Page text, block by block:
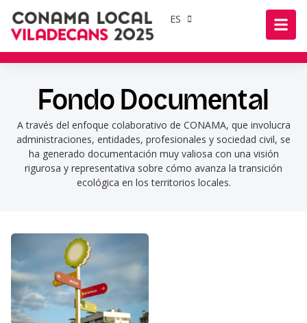
ES
Fondo Documental
A través del enfoque colaborativo de CONAMA, que involucra
administraciones, entidades, profesionales y sociedad civil, se
ha generado documentación muy valiosa con una visión
rigurosa y representativa sobre cómo avanza la transición
ecológica en los territorios locales.